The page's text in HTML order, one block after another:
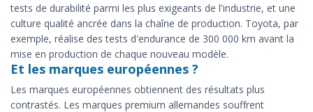
tests de durabilité parmi les plus exigeants de l'industrie, et une
culture qualité ancrée dans la chaîne de production. Toyota, par
exemple, réalise des tests d'endurance de 300 000 km avant la
mise en production de chaque nouveau modèle.
Et les marques européennes ?
Les marques européennes obtiennent des résultats plus
contrastés. Les marques premium allemandes souffrent